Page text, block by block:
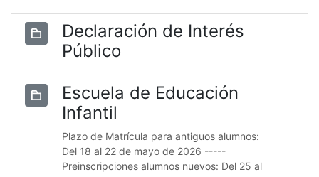
Declaración de Interés
Público
Escuela de Educación
Infantil
Plazo de Matrícula para antiguos alumnos:
Del 18 al 22 de mayo de 2026 -----
Preinscripciones alumnos nuevos: Del 25 al